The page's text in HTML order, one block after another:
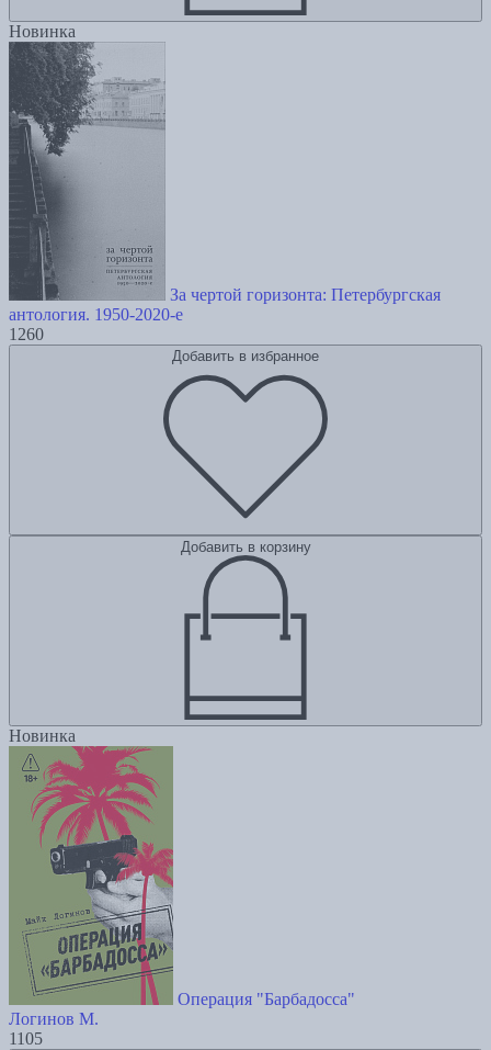
Новинка
За чертой горизонта: Петербургская
антология. 1950-2020-е
1260
Добавить в избранное
Добавить в корзину
Новинка
Операция "Барбадосса"
Логинов М.
1105